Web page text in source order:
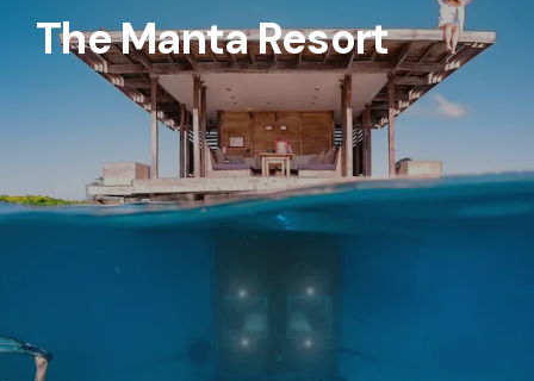
The Manta Resort